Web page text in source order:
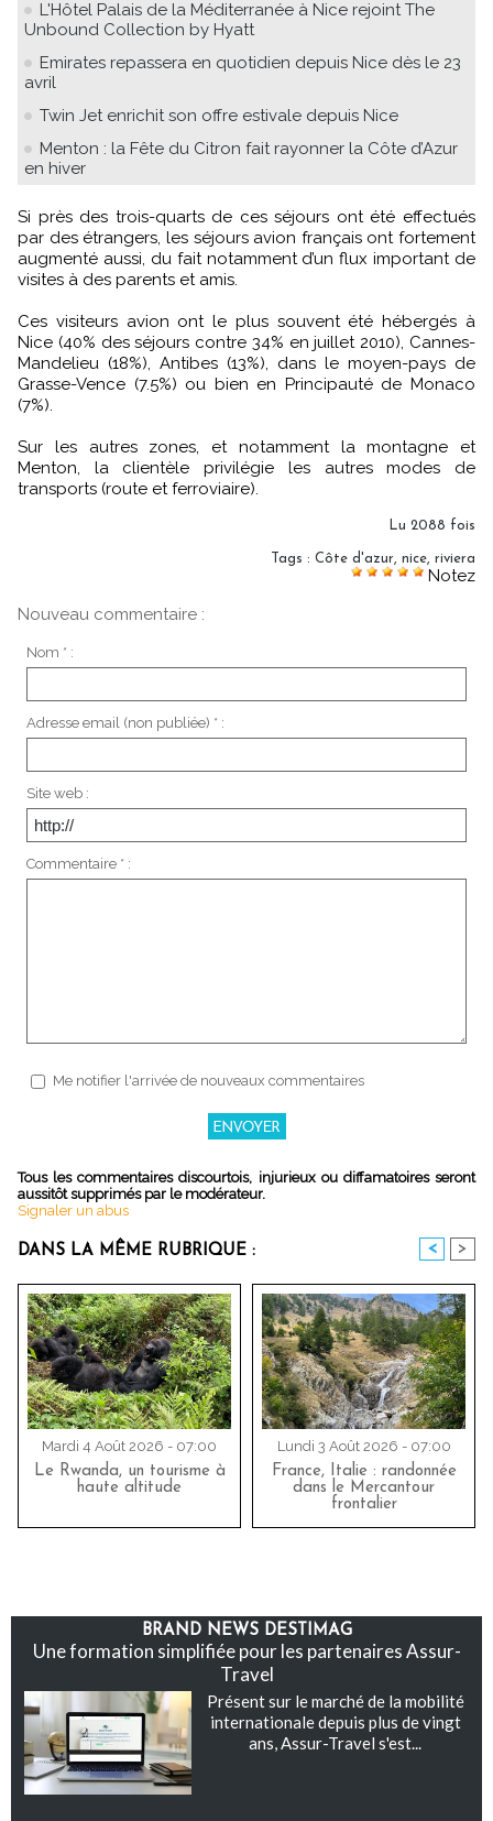
L'Hôtel Palais de la Méditerranée à Nice rejoint The
Unbound Collection by Hyatt
Emirates repassera en quotidien depuis Nice dès le 23
avril
Twin Jet enrichit son offre estivale depuis Nice
Menton : la Fête du Citron fait rayonner la Côte d’Azur
en hiver
Si près des trois-quarts de ces séjours ont été effectués
par des étrangers, les séjours avion français ont fortement
augmenté aussi, du fait notamment d’un flux important de
visites à des parents et amis.
Ces visiteurs avion ont le plus souvent été hébergés à
Nice (40% des séjours contre 34% en juillet 2010), Cannes-
Mandelieu (18%), Antibes (13%), dans le moyen-pays de
Grasse-Vence (7.5%) ou bien en Principauté de Monaco
(7%).
Sur les autres zones, et notamment la montagne et
Menton, la clientèle privilégie les autres modes de
transports (route et ferroviaire).
Lu 2088 fois
Tags : Côte d'azur nice riviera
Notez
Nouveau commentaire :
Nom * :
Adresse email (non publiée) * :
Site web :
Commentaire * :
Me notifier l'arrivée de nouveaux commentaires
Tous les commentaires discourtois, injurieux ou diffamatoires seront
aussitôt supprimés par le modérateur.
Signaler un abus
DANS LA MÊME RUBRIQUE : < >
Mardi 4 Août 2026 - 07:00
Le Rwanda, un tourisme à
haute altitude
Lundi 3 Août 2026 - 07:00
France, Italie : randonnée
dans le Mercantour
frontalier
BRAND NEWS DESTIMAG
Une formation simplifiée pour les partenaires Assur-
Travel
Présent sur le marché de la mobilité
internationale depuis plus de vingt
ans, Assur-Travel s'est...